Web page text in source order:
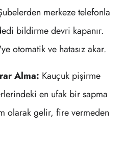
merkeze telefonla
bildirme devri kapanır.
otomatik ve hatasız akar.
Alma: Kauçuk pişirme
en ufak bir sapma
olarak gelir, fire vermeden